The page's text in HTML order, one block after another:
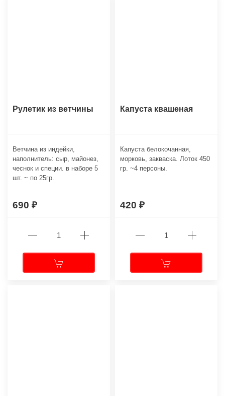
Рулетик из ветчины
Ветчина из индейки,
наполнитель: сыр, майонез,
чеснок и специи. в наборе 5
шт. ~ по 25гр.
690
Капуста квашеная
Капуста белокочанная,
морковь, закваска. Лоток 450
гр. ~4 персоны.
420